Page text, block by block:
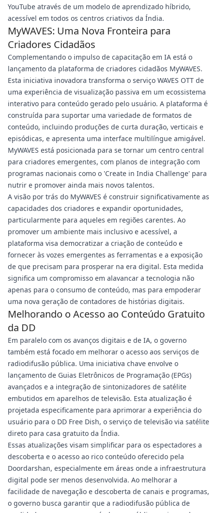
YouTube através de um modelo de aprendizado híbrido,
acessível em todos os centros criativos da Índia.
MyWAVES: Uma Nova Fronteira para
Criadores Cidadãos
Complementando o impulso de capacitação em IA está o
lançamento da plataforma de criadores cidadãos MyWAVES.
Esta iniciativa inovadora transforma o serviço WAVES OTT de
uma experiência de visualização passiva em um ecossistema
interativo para conteúdo gerado pelo usuário. A plataforma é
construída para suportar uma variedade de formatos de
conteúdo, incluindo produções de curta duração, verticais e
episódicas, e apresenta uma interface multilíngue amigável.
MyWAVES está posicionada para se tornar um centro central
para criadores emergentes, com planos de integração com
programas nacionais como o 'Create in India Challenge' para
nutrir e promover ainda mais novos talentos.
A visão por trás do MyWAVES é construir significativamente as
capacidades dos criadores e expandir oportunidades,
particularmente para aqueles em regiões carentes. Ao
promover um ambiente mais inclusivo e acessível, a
plataforma visa democratizar a criação de conteúdo e
fornecer às vozes emergentes as ferramentas e a exposição
de que precisam para prosperar na era digital. Esta medida
significa um compromisso em alavancar a tecnologia não
apenas para o consumo de conteúdo, mas para empoderar
uma nova geração de contadores de histórias digitais.
Melhorando o Acesso ao Conteúdo Gratuito
da DD
Em paralelo com os avanços digitais e de IA, o governo
também está focado em melhorar o acesso aos serviços de
radiodifusão pública. Uma iniciativa chave envolve o
lançamento de Guias Eletrônicos de Programação (EPGs)
avançados e a integração de sintonizadores de satélite
embutidos em aparelhos de televisão. Esta atualização é
projetada especificamente para aprimorar a experiência do
usuário para o DD Free Dish, o serviço de televisão via satélite
direto para casa gratuito da Índia.
Essas atualizações visam simplificar para os espectadores a
descoberta e o acesso ao rico conteúdo oferecido pela
Doordarshan, especialmente em áreas onde a infraestrutura
digital pode ser menos desenvolvida. Ao melhorar a
facilidade de navegação e descoberta de canais e programas,
o governo busca garantir que a radiodifusão pública de